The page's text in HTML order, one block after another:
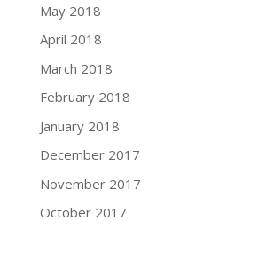
May 2018
April 2018
March 2018
February 2018
January 2018
December 2017
November 2017
October 2017